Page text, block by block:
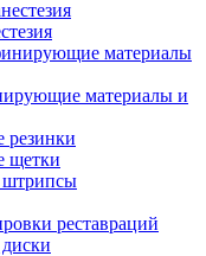
материалы и
резинки
щетки
реставраций